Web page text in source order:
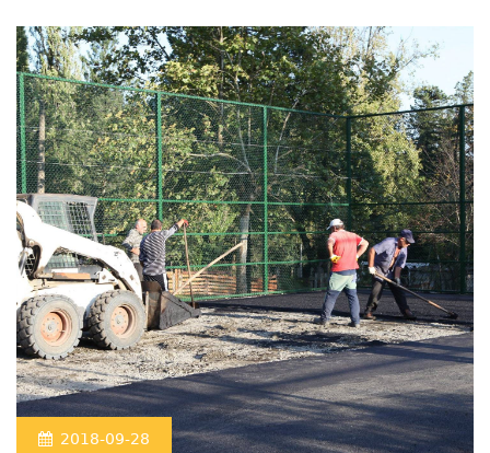
2018-09-28